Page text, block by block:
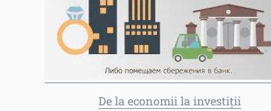
De la economii la investiții